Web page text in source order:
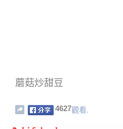
蘑菇炒甜豆
4627觀看.